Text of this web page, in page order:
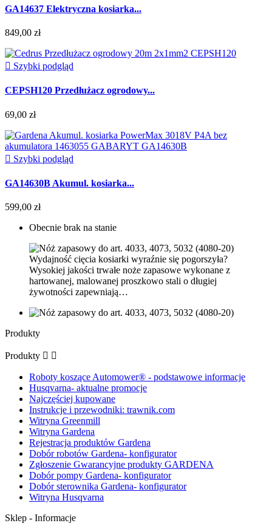
GA14637 Elektryczna kosiarka...
849,00 zł
 Szybki podgląd
CEPSH120 Przedłużacz ogrodowy...
69,00 zł
 Szybki podgląd
GA14630B Akumul. kosiarka...
599,00 zł
Obecnie brak na stanie
Wydajność cięcia kosiarki wyraźnie się pogorszyła?
Wysokiej jakości trwałe noże zapasowe wykonane z
hartowanej, malowanej proszkowo stali o długiej
żywotności zapewniają…
Produkty
Produkty  
Roboty koszące Automower® - podstawowe informacje
Husqvarna- aktualne promocje
Najczęściej kupowane
Instrukcje i przewodniki: trawnik.com
Witryna Greenmill
Witryna Gardena
Rejestracja produktów Gardena
Dobór robotów Gardena- konfigurator
Zgłoszenie Gwarancyjne produkty GARDENA
Dobór pompy Gardena- konfigurator
Dobór sterownika Gardena- konfigurator
Witryna Husqvarna
Sklep - Informacje